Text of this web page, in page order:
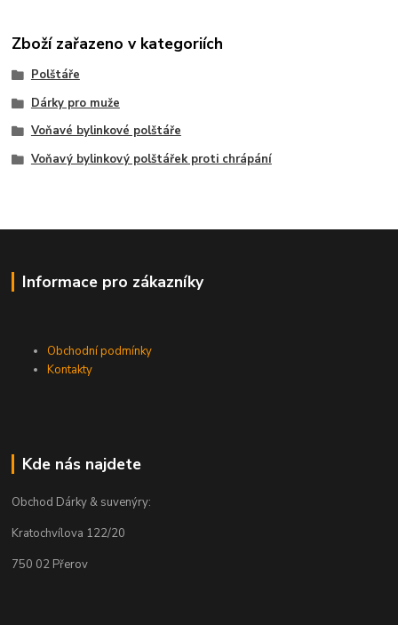
Zboží zařazeno v kategoriích
Polštáře
Dárky pro muže
Voňavé bylinkové polštáře
Voňavý bylinkový polštářek proti chrápání
Informace pro zákazníky
Obchodní podmínky
Kontakty
Kde nás najdete
Obchod Dárky & suvenýry:
Kratochvílova 122/20
750 02 Přerov